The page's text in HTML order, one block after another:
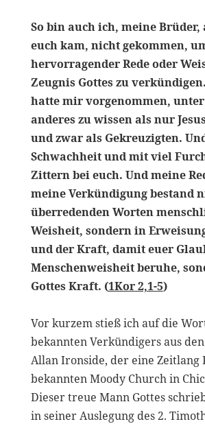
So bin auch ich, meine Brüder,
euch kam, nicht gekommen,
hervorragender Rede oder
Zeugnis Gottes zu
hatte mir vorgenommen,
anderes zu wissen als nur
und zwar als Gekreuzigten.
Schwachheit und mit viel
Zittern bei euch. Und meine
meine Verkündigung bestand
überredenden Worten
Weisheit, sondern in
und der Kraft, damit euer
Menschenweisheit beruhe,
Gottes Kraft. (1Kor 2,1-5)
Vor kurzem stieß ich auf die
bekannten Verkündigers aus
Allan Ironside, der eine Zeitlang
bekannten Moody Church in
Dieser treue Mann Gottes
in seiner Auslegung des 2.